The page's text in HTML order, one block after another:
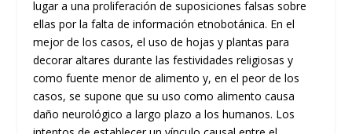
lugar a una proliferación de suposiciones falsas sobre
ellas por la falta de información etnobotánica. En el
mejor de los casos, el uso de hojas y plantas para
decorar altares durante las festividades religiosas y
como fuente menor de alimento y, en el peor de los
casos, se supone que su uso como alimento causa
daño neurológico a largo plazo a los humanos. Los